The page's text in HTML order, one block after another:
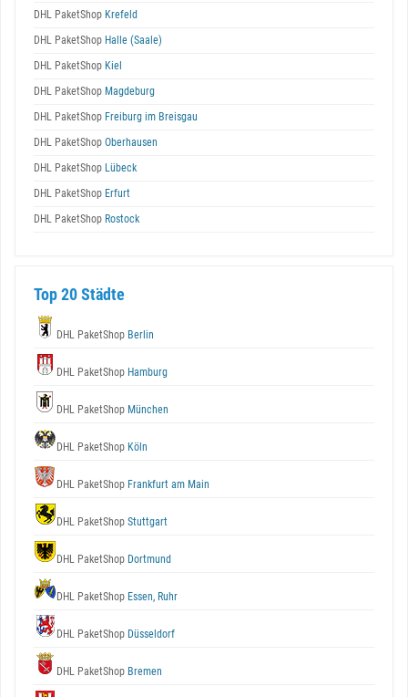
DHL PaketShop Krefeld
DHL PaketShop Halle (Saale)
DHL PaketShop Kiel
DHL PaketShop Magdeburg
DHL PaketShop Freiburg im Breisgau
DHL PaketShop Oberhausen
DHL PaketShop Lübeck
DHL PaketShop Erfurt
DHL PaketShop Rostock
Top 20 Städte
DHL PaketShop Berlin
DHL PaketShop Hamburg
DHL PaketShop München
DHL PaketShop Köln
DHL PaketShop Frankfurt am Main
DHL PaketShop Stuttgart
DHL PaketShop Dortmund
DHL PaketShop Essen, Ruhr
DHL PaketShop Düsseldorf
DHL PaketShop Bremen